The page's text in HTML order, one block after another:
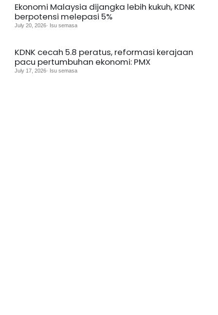
Ekonomi Malaysia dijangka lebih kukuh, KDNK
berpotensi melepasi 5%
July 20, 2026· Isu semasa
KDNK cecah 5.8 peratus, reformasi kerajaan
pacu pertumbuhan ekonomi: PMX
July 17, 2026· Isu semasa